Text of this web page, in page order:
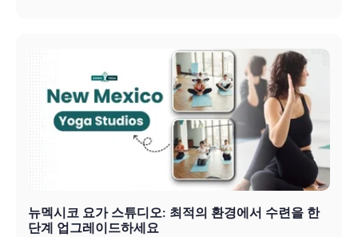
뉴멕시코 요가 스튜디오: 최적의 환경에서 수련을 한
단계 업그레이드하세요